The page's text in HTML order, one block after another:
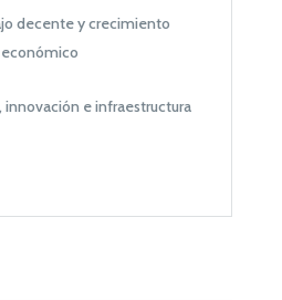
decente y crecimiento
económico
innovación e infraestructura